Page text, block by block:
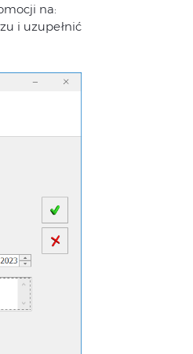
na:
i uzupełnić